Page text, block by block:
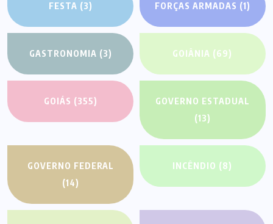
FESTA (3) FORÇAS ARMADAS (1)
GASTRONOMIA (3) GOIÂNIA (69)
GOIÁS (355)
GOVERNO ESTADUAL
(13)
GOVERNO FEDERAL
(14)
INCÊNDIO (8)